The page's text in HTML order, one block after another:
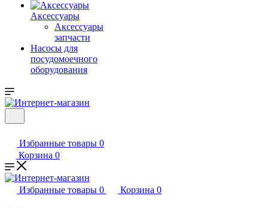
Аксессуары
Аксессуары
запчасти
Насосы для
посудомоечного
оборудования
Избранные товары 0
Корзина 0
Избранные товары 0 Корзина 0